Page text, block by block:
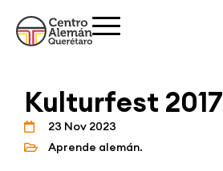
Kulturfest 2017
23 Nov 2023
Aprende alemán.